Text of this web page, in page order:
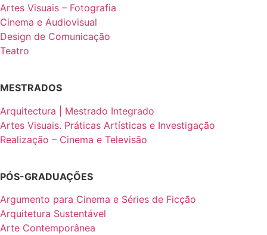
Artes Visuais – Fotografia
Cinema e Audiovisual
Design de Comunicação
Teatro
MESTRADOS
Arquitectura | Mestrado Integrado
Artes Visuais. Práticas Artísticas e Investigação
Realização – Cinema e Televisão
PÓS-GRADUAÇÕES
Argumento para Cinema e Séries de Ficção
Arquitetura Sustentável
Arte Contemporânea